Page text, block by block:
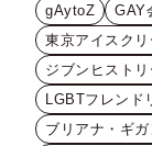
gAytoZ
GAY
東京アイスク
ジブンヒストリ
LGBTフレンド
ブリアナ・ギガ